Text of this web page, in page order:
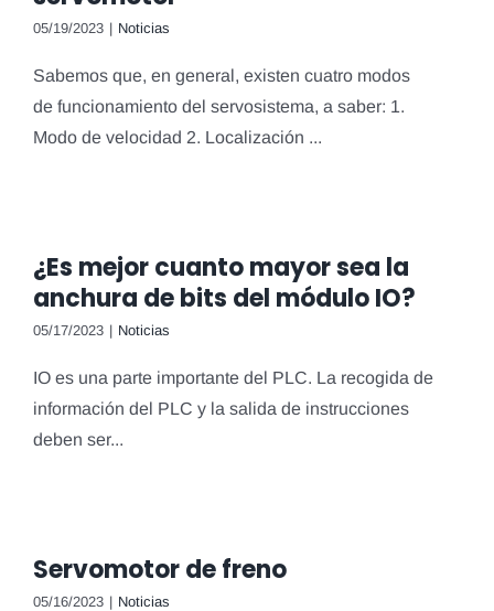
05/19/2023 | Noticias
Sabemos que, en general, existen cuatro modos
de funcionamiento del servosistema, a saber: 1.
Modo de velocidad 2. Localización ...
¿Es mejor cuanto mayor sea la
anchura de bits del módulo IO?
05/17/2023 | Noticias
IO es una parte importante del PLC. La recogida de
información del PLC y la salida de instrucciones
deben ser...
Servomotor de freno
05/16/2023 | Noticias